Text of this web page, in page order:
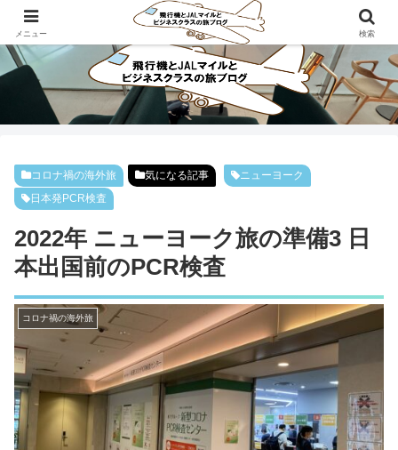
ビジネスクラスで旅にでよう！！
コロナ禍の海外旅 気になる記事
ニューヨーク
日本発PCR検査
2022年 ニューヨーク旅の準備3 日
本出国前のPCR検査
コロナ禍の海外旅
メニュー 検索